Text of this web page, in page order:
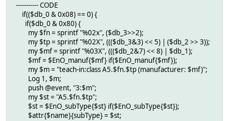
----------- CODE
if(($db_0 & 0x08) == 0) {
if($db_0 & 0x80) {
my $fn = sprintf "%02x", ($db_3>>2);
my $tp = sprintf "%02X", ((($db_3&3) << 5) | ($db_2 >> 3));
my $mf = sprintf "%03X", ((($db_2&7) << 8) | $db_1);
$mf = $EnO_manuf{$mf} if($EnO_manuf{$mf});
my $m = "teach-in:class A5.$fn.$tp (manufacturer: $mf)";
Log 1, $m;
push @event, "3:$m";
my $st = "A5.$fn.$tp";
$st = $EnO_subType{$st} if($EnO_subType{$st});
$attr{$name}{subType} = $st;